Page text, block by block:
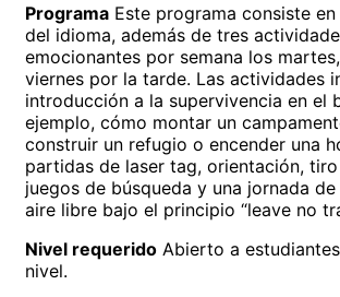
Programa Este programa consiste
del idioma, además de tres
emocionantes por semana los
viernes por la tarde. Las actividades
introducción a la supervivencia en el
ejemplo, cómo montar un
construir un refugio o encender una
partidas de laser tag, orientación,
juegos de búsqueda y una jornada
aire libre bajo el principio “leave no
Nivel requerido Abierto a
nivel.